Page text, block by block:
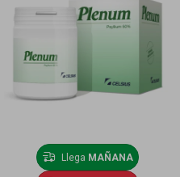
Llega MAÑANA